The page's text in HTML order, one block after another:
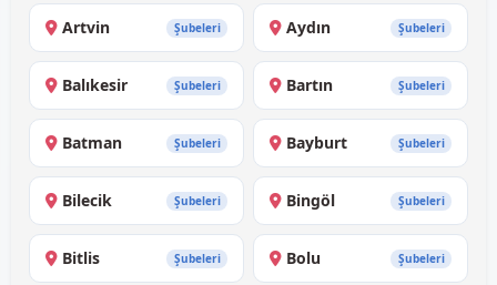
Artvin Şubeleri Aydın Şubeleri
Balıkesir Şubeleri Bartın Şubeleri
Batman Şubeleri Bayburt Şubeleri
Bilecik Şubeleri Bingöl Şubeleri
Bitlis Şubeleri Bolu Şubeleri